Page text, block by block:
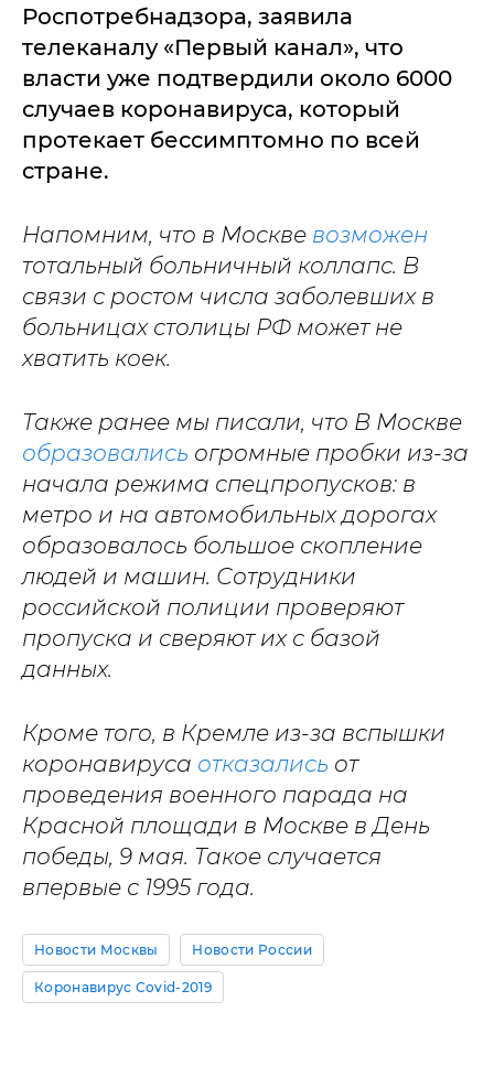
Роспотребнадзора, заявила
телеканалу «Первый канал», что
власти уже подтвердили около 6000
случаев коронавируса, который
протекает бессимптомно по всей
стране.
Напомним, что в Москве возможен
тотальный больничный коллапс. В
связи с ростом числа заболевших в
больницах столицы РФ может не
хватить коек.
Также ранее мы писали, что В Москве
образовались огромные пробки из-за
начала режима спецпропусков: в
метро и на автомобильных дорогах
образовалось большое скопление
людей и машин. Сотрудники
российской полиции проверяют
пропуска и сверяют их с базой
данных.
Кроме того, в Кремле из-за вспышки
коронавируса отказались от
проведения военного парада на
Красной площади в Москве в День
победы, 9 мая. Такое случается
впервые с 1995 года.
Новости Москвы Новости России
Коронавирус Covid-2019